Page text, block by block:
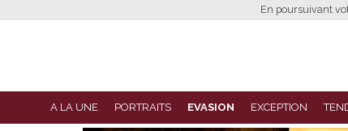
En poursuivant
A LA UNE PORTRAITS EVASION EXCEPTION